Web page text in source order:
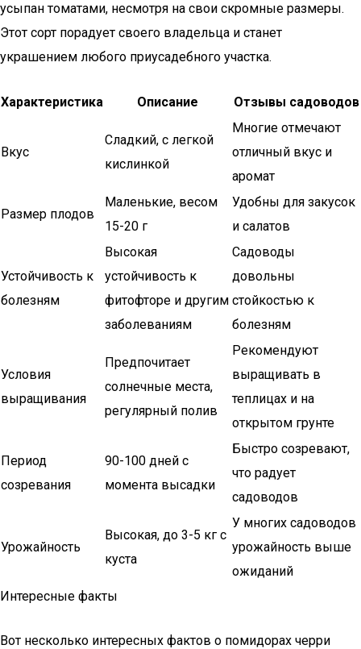
усыпан томатами, несмотря на свои скромные размеры.
Этот сорт порадует своего владельца и станет
украшением любого приусадебного участка.
Характеристика Описание Отзывы садоводов
Вкус
Сладкий, с легкой
кислинкой
Многие отмечают
отличный вкус и
аромат
Размер плодов
Маленькие, весом
15-20 г
Удобны для закусок
и салатов
Устойчивость к
болезням
Высокая
устойчивость к
фитофторе и другим
заболеваниям
Садоводы
довольны
стойкостью к
болезням
Условия
выращивания
Предпочитает
солнечные места,
регулярный полив
Рекомендуют
выращивать в
теплицах и на
открытом грунте
Период
созревания
90-100 дней с
момента высадки
Быстро созревают,
что радует
садоводов
Урожайность
Высокая, до 3-5 кг с
куста
У многих садоводов
урожайность выше
ожиданий
Интересные факты
Вот несколько интересных фактов о помидорах черри